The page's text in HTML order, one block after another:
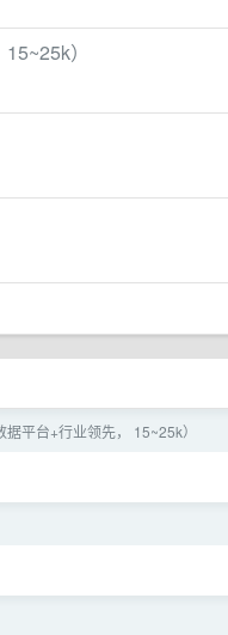
）
平台+行业领先， 15~25k）